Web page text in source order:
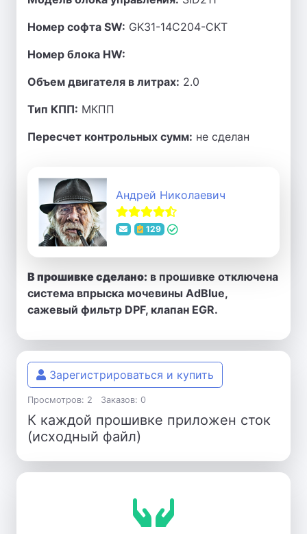
Номер софта SW: GK31-14C204-CKT
Номер блока HW:
Объем двигателя в литрах: 2.0
Тип КПП: МКПП
Пересчет контрольных сумм: не сделан
Андрей Николаевич
129
В прошивке сделано: в прошивке отключена
система впрыска мочевины AdBlue,
сажевый фильтр DPF, клапан EGR.
Зарегистрироваться и купить
Просмотров: 2 Заказов: 0
К каждой прошивке приложен сток
(исходный файл)